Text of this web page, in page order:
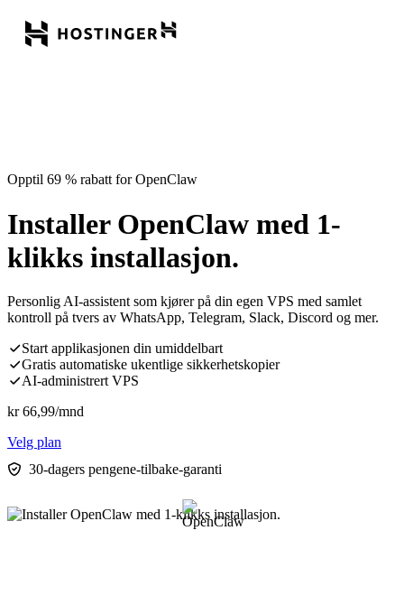
Opptil 69 % rabatt for OpenClaw
Installer OpenClaw med 1-
klikks installasjon.
Personlig AI-assistent som kjører på din egen VPS med samlet
kontroll på tvers av WhatsApp, Telegram, Slack, Discord og mer.
Start applikasjonen din umiddelbart
Gratis automatiske ukentlige sikkerhetskopier
AI-administrert VPS
kr 66,99/mnd
Velg plan
30-dagers pengene-tilbake-garanti